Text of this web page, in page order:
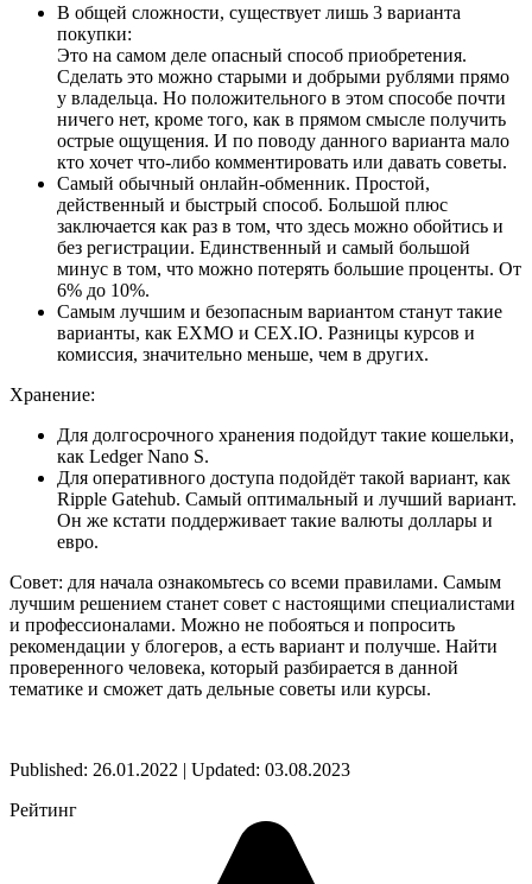
В общей сложности, существует лишь 3 варианта
покупки:
Это на самом деле опасный способ приобретения.
Сделать это можно старыми и добрыми рублями прямо
у владельца. Но положительного в этом способе почти
ничего нет, кроме того, как в прямом смысле получить
острые ощущения. И по поводу данного варианта мало
кто хочет что-либо комментировать или давать советы.
Самый обычный онлайн-обменник. Простой,
действенный и быстрый способ. Большой плюс
заключается как раз в том, что здесь можно обойтись и
без регистрации. Единственный и самый большой
минус в том, что можно потерять большие проценты. От
6% до 10%.
Самым лучшим и безопасным вариантом станут такие
варианты, как EXMO и CEX.IO. Разницы курсов и
комиссия, значительно меньше, чем в других.
Хранение:
Для долгосрочного хранения подойдут такие кошельки,
как Ledger Nano S.
Для оперативного доступа подойдёт такой вариант, как
Ripple Gatehub. Самый оптимальный и лучший вариант.
Он же кстати поддерживает такие валюты доллары и
евро.
Совет: для начала ознакомьтесь со всеми правилами. Самым
лучшим решением станет совет с настоящими специалистами
и профессионалами. Можно не побояться и попросить
рекомендации у блогеров, а есть вариант и получше. Найти
проверенного человека, который разбирается в данной
тематике и сможет дать дельные советы или курсы.
Published: 26.01.2022 | Updated: 03.08.2023
Рейтинг